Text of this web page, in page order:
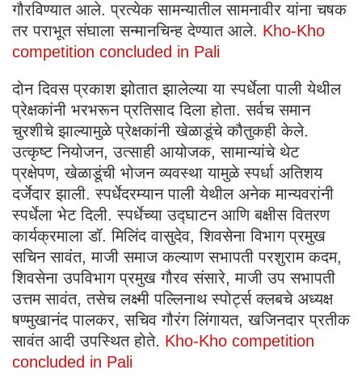
गौरविण्यात आले. प्रत्येक सामन्यातील सामनावीर यांना चषक
तर पराभूत संघाला सन्मानचिन्ह देण्यात आले. Kho-Kho
competition concluded in Pali
दोन दिवस प्रकाश झोतात झालेल्या या स्पर्धेला पाली येथील
प्रेक्षकांनी भरभरून प्रतिसाद दिला होता. सर्वच समान
चुरशीचे झाल्यामुळे प्रेक्षकांनी खेळाडूंचे कौतुकही केले.
उत्कृष्ट नियोजन, उत्साही आयोजक, सामान्यांचे थेट
प्रक्षेपण, खेळाडूंची भोजन व्यवस्था यामुळे स्पर्धा अतिशय
दर्जेदार झाली. स्पर्धेदरम्यान पाली येथील अनेक मान्यवरांनी
स्पर्धेला भेट दिली. स्पर्धेच्या उद्घाटन आणि बक्षीस वितरण
कार्यक्रमाला डॉ. मिलिंद वासुदेव, शिवसेना विभाग प्रमुख
सचिन सावंत, माजी समाज कल्याण सभापती परशुराम कदम,
शिवसेना उपविभाग प्रमुख गौरव संसारे, माजी उप सभापती
उत्तम सावंत, तसेच लक्ष्मी पल्लिनाथ स्पोर्ट्स क्लबचे अध्यक्ष
षण्मुखानंद पालकर, सचिव गौरंग लिंगायत, खजिनदार प्रतीक
सावंत आदी उपस्थित होते. Kho-Kho competition
concluded in Pali